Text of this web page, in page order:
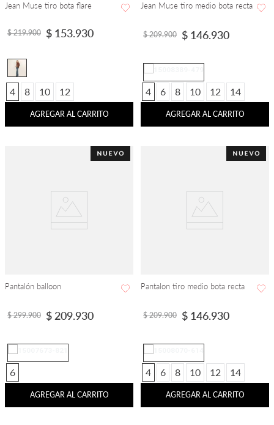
Jean Muse tiro bota flare
$ 219.900 $ 153.930
4 8 10 12
AGREGAR AL CARRITO
Jean Muse tiro medio bota recta
$ 209.900 $ 146.930
4 6 8 10 12 14
AGREGAR AL CARRITO
Pantalón balloon
$ 299.900 $ 209.930
6
AGREGAR AL CARRITO
Pantalon tiro medio bota recta
$ 209.900 $ 146.930
4 6 8 10 12 14
AGREGAR AL CARRITO